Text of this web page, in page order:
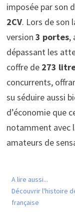
imposée par son
2CV. Lors de son
version 3 portes,
dépassant les
coffre de 273
concurrents,
su séduire aussi
d’économie que
notamment avec
amateurs de
A lire aussi...
Découvrir l'histoire
française